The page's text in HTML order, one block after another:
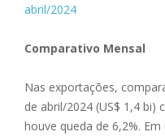
abril/2024
Comparativo Mensal
Nas exportações,
de abril/2024 (US$ 1,4 bi)
houve queda de 6,2%.